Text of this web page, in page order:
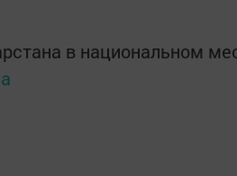
в национальном